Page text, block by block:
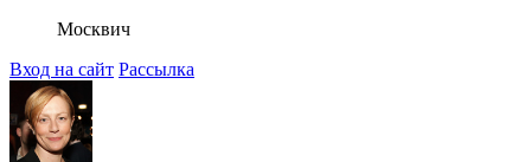
Москвич
Вход на сайт Рассылка